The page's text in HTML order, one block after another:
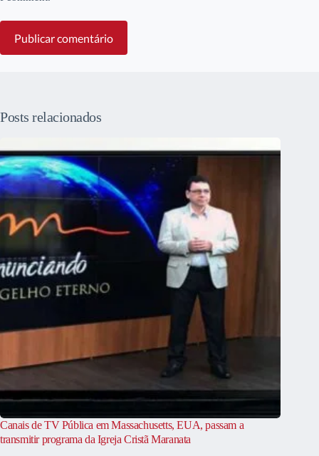
Publicar comentário
Posts relacionados
Canais de TV Pública em Massachusetts, EUA, passam a
transmitir programa da Igreja Cristã Maranata